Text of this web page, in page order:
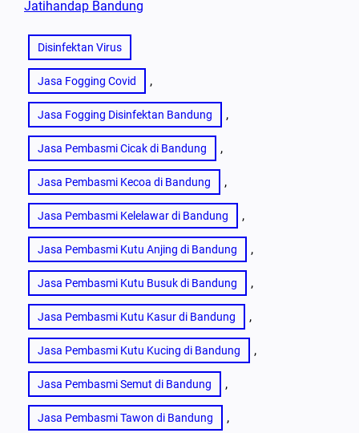
Jatihandap Bandung
Disinfektan Virus
Jasa Fogging Covid ,
Jasa Fogging Disinfektan Bandung ,
Jasa Pembasmi Cicak di Bandung ,
Jasa Pembasmi Kecoa di Bandung ,
Jasa Pembasmi Kelelawar di Bandung ,
Jasa Pembasmi Kutu Anjing di Bandung ,
Jasa Pembasmi Kutu Busuk di Bandung ,
Jasa Pembasmi Kutu Kasur di Bandung ,
Jasa Pembasmi Kutu Kucing di Bandung ,
Jasa Pembasmi Semut di Bandung ,
Jasa Pembasmi Tawon di Bandung ,